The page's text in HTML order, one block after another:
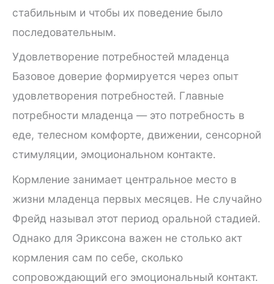
стабильным и чтобы их поведение было
последовательным.
Удовлетворение потребностей младенца
Базовое доверие формируется через опыт
удовлетворения потребностей. Главные
потребности младенца — это потребность в
еде, телесном комфорте, движении, сенсорной
стимуляции, эмоциональном контакте.
Кормление занимает центральное место в
жизни младенца первых месяцев. Не случайно
Фрейд называл этот период оральной стадией.
Однако для Эриксона важен не столько акт
кормления сам по себе, сколько
сопровождающий его эмоциональный контакт.